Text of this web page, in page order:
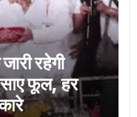
रहेगी
फूल, हर